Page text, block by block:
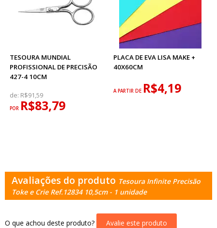
TESOURA MUNDIAL
PROFISSIONAL DE PRECISÃO
427-4 10CM
de: R$91,59
POR R$83,79
PLACA DE EVA LISA MAKE +
40X60CM
A PARTIR DE R$4,19
Avaliações do produto Tesoura Infinite Precisão
Toke e Crie Ref.12834 10,5cm - 1 unidade
O que achou deste produto? Avalie este produto